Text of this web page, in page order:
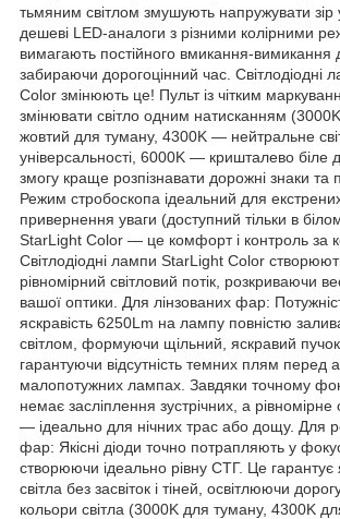
тьмяним світлом змушують напружувати зір
дешеві LED-аналоги з різними колірними
вимагають постійного вмикання-вимикання
забираючи дорогоцінний час. Світлодіодні
Color змінюють це! Пульт із чітким
змінювати світло одним натисканням
жовтий для туману, 4300K — нейтральне
універсальності, 6000K — кришталево біле
змогу краще розпізнавати дорожні знаки та
Режим стробоскопа ідеальний для
привернення уваги (доступний тільки в
StarLight Color — це комфорт і контроль за
Світлодіодні лампи StarLight Color
рівномірний світловий потік, розкриваючи
вашої оптики. Для лінзованих фар:
яскравість 6250Lm на лампу повністю
світлом, формуючи щільний, яскравий пучок
гарантуючи відсутність темних плям перед
малопотужних лампах. Завдяки точному
немає засліплення зустрічних, а рівномірне
— ідеально для нічних трас або дощу. Для
фар: Якісні діоди точно потрапляють у
створюючи ідеально рівну СТГ. Це гарантує
світла без засвіток і тіней, освітлюючи
кольори світла (3000K для туману, 4300K